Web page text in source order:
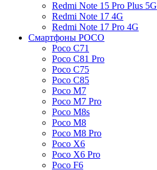
Redmi Note 15 Pro Plus 5G
Redmi Note 17 4G
Redmi Note 17 Pro 4G
Смартфоны POCO
Poco C71
Poco C81 Pro
Poco C75
Poco C85
Poco M7
Poco M7 Pro
Poco M8s
Poco M8
Poco M8 Pro
Poco X6
Poco X6 Pro
Poco F6